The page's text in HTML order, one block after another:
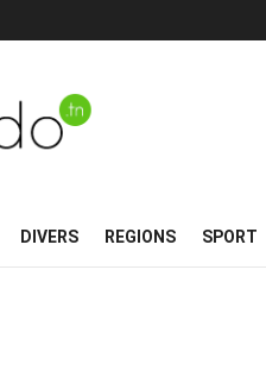
DIVERS REGIONS SPORT